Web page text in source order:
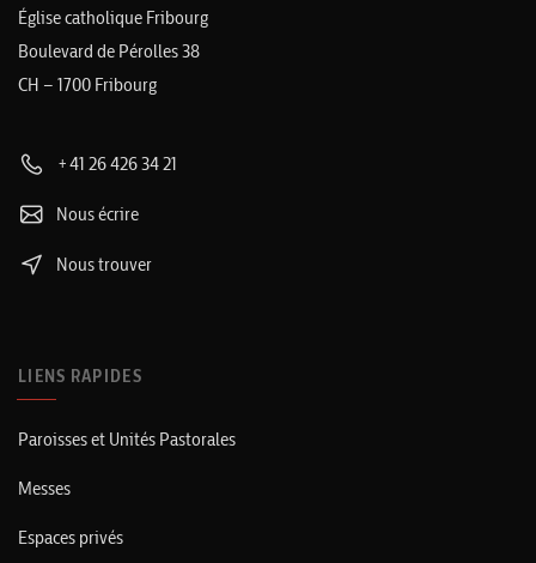
Église catholique Fribourg
Boulevard de Pérolles 38
CH – 1700 Fribourg
+41 26 426 34 21
Nous écrire
Nous trouver
LIENS RAPIDES
Paroisses et Unités Pastorales
Messes
Espaces privés